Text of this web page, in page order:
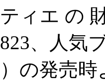
ティエ の
823、人気
）の発売